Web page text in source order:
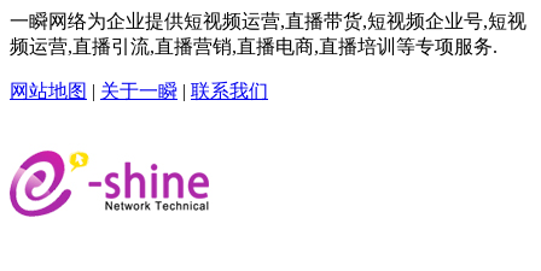
一瞬网络为企业提供短视频运营,直播带货,短视频企业号,短视
频运营,直播引流,直播营销,直播电商,直播培训等专项服务.
网站地图 | 关于一瞬 | 联系我们